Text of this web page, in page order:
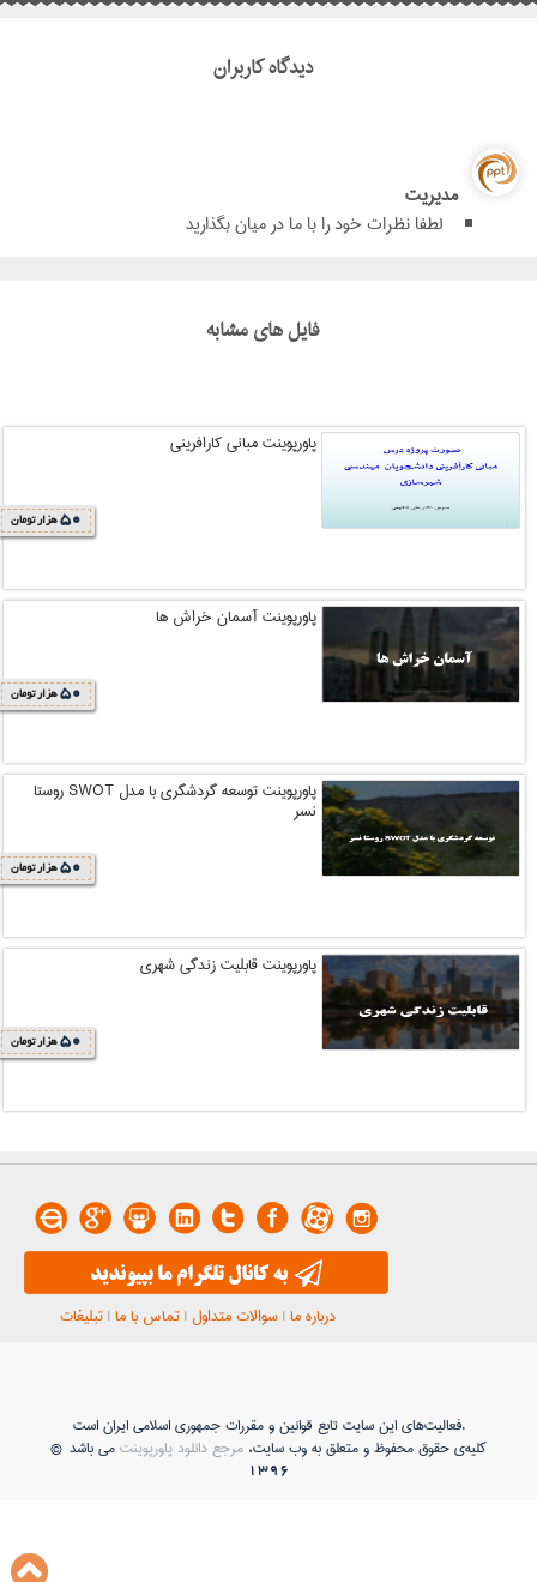
دیدگاه کاربران
مدیریت
لطفا نظرات خود را با ما در میان بگذارید
فایل های مشابه
پاورپوینت مبانی کارافرینی
50 هزار تومان
پاورپوینت آسمان خراش ها
50 هزار تومان
پاورپوینت توسعه گردشگری با مدل SWOT روستا
نسر
50 هزار تومان
پاورپوینت قابلیت زندگی شهری
50 هزار تومان
درباره ما |سوالات متداول |تماس با ما |تبلیغات
فعاليت‌های اين سايت تابع قوانين و مقررات جمهوری اسلامی ايران است.
کلیه‌ی حقوق محفوظ و متعلق به وب سایت،مرجع دانلود پاورپوینتمی باشد ©
1396